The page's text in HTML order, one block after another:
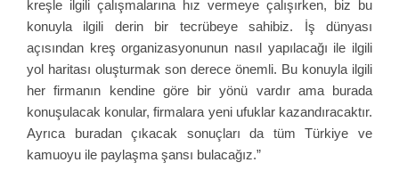
kreşle ilgili çalışmalarına hız vermeye çalışırken, biz bu
konuyla ilgili derin bir tecrübeye sahibiz. İş dünyası
açısından kreş organizasyonunun nasıl yapılacağı ile ilgili
yol haritası oluşturmak son derece önemli. Bu konuyla ilgili
her firmanın kendine göre bir yönü vardır ama burada
konuşulacak konular, firmalara yeni ufuklar kazandıracaktır.
Ayrıca buradan çıkacak sonuçları da tüm Türkiye ve
kamuoyu ile paylaşma şansı bulacağız.”